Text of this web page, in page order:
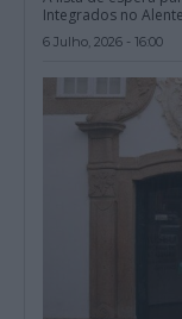
Integrados no
6 Julho, 2026 - 16:00